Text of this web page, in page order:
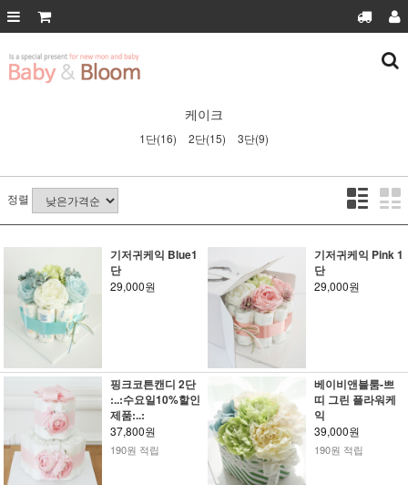
케이크
1단(16) 2단(15) 3단(9)
정렬
기저귀케익 Blue1
단
29,000원
기저귀케익 Pink 1
단
29,000원
핑크코튼캔디 2단
:..:수요일10%할인
제품:..:
37,800원
190원 적립
베이비앤블룸-쁘
띠 그린 플라워케
익
39,000원
190원 적립